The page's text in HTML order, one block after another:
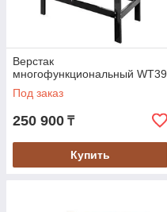
Верстак
многофункциональный WT39
Под заказ
250 900 ₸
Купить